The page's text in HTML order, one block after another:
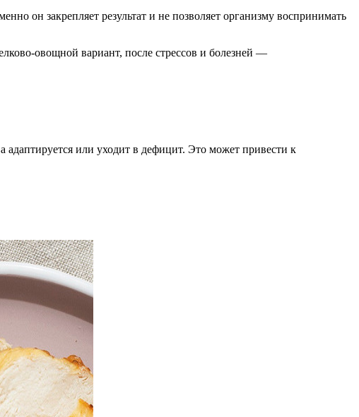
он закрепляет результат и не позволяет организму воспринимать
овощной вариант, после стрессов и болезней —
или уходит в дефицит. Это может привести к